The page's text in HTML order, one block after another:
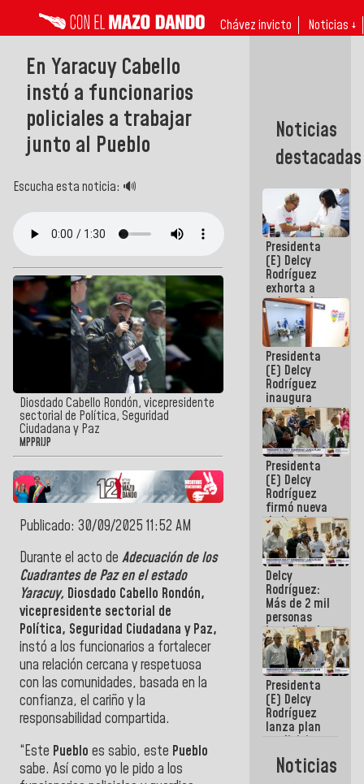
Chávez invicto Noticias ↓
En Yaracuy Cabello
instó a funcionarios
policiales a trabajar
junto al Pueblo
Escucha esta noticia: 🔊
Diosdado Cabello Rondón, vicepresidente
sectorial de Política, Seguridad
Ciudadana y Paz
MPPRIJP
Publicado: 30/09/2025 11:52 AM
Durante el acto de Adecuación de los
Cuadrantes de Paz en el estado
Yaracuy, Diosdado Cabello Rondón,
vicepresidente sectorial de
Política, Seguridad Ciudadana y Paz,
instó a los funcionarios a fortalecer
una relación cercana y respetuosa
con las comunidades, basada en la
confianza, el cariño y la
responsabilidad compartida.
“Este Pueblo es sabio, este Pueblo
sabe. Así como yo le pido a los
Noticias
destacadas
Presidenta
(E) Delcy
Rodríguez
exhorta a
gobernadores
y alcaldes a
edificar
casas para
abuelos
Presidenta
(E) Delcy
Rodríguez
inaugura
casa de los
Abuelos
Primavera
en Caracas
Presidenta
(E) Delcy
Rodríguez
firmó nueva
de Ley de
Arrendamiento
aprobada
por la AN
Delcy
Rodríguez:
Más de 2 mil
personas
beneficiadas
con planes
para
atención de
emergencia
sísmica en
la última
semana
Presidenta
(E) Delcy
Rodríguez
lanza plan
crediticio
con subsidio
a Juntas de
Noticias